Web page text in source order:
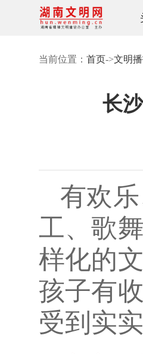
当前位置： 首页->文明
长
有欢
工、歌
样化的
孩子有
受到实